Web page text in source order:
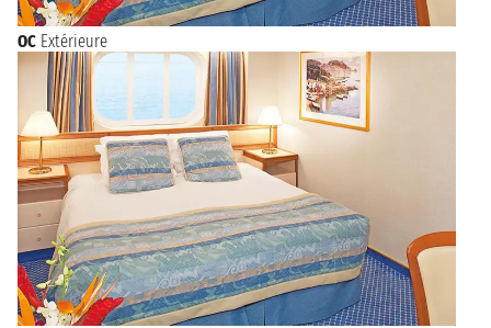
OC Extérieure